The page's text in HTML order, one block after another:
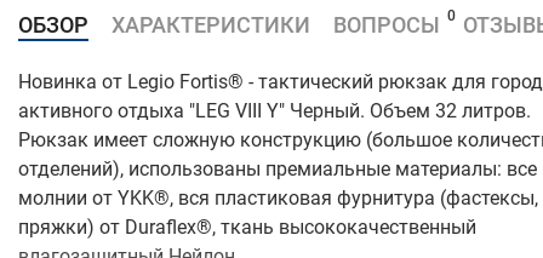
ОБЗОР ХАРАКТЕРИСТИКИ ВОПРОСЫ 0
Новинка от Legio Fortis® - тактический рюкзак для
активного отдыха "LEG VIII Y" Черный. Объем 32 литров.
Рюкзак имеет сложную конструкцию (большое
отделений), использованы премиальные материалы: все
молнии от YKK®, вся пластиковая фурнитура (фастексы,
пряжки) от Duraflex®, ткань высококачественный